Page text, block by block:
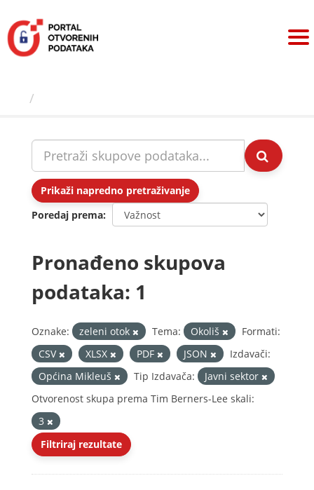
sadržaj
Prikaži napredno pretraživanje
Poredaj prema
Pronađeno skupova
podataka: 1
Oznake: zeleni otok Tema: Okoliš
Formati:
CSV
XLSX PDF JSON
Izdavači:
Općina Mikleuš
Tip Izdavača:
Javni sektor
Otvorenost skupa prema Tim Berners-Lee skali:
3
Filtriraj rezultate